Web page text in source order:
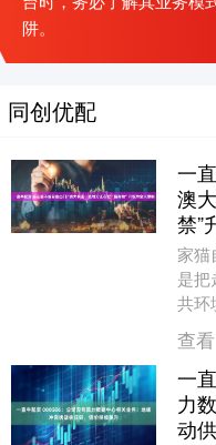
阱。
同创优配
一
澳
禁”
家猫
是把
共环
出
村、
查看
一
力
动